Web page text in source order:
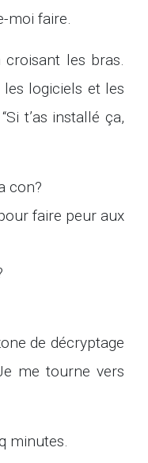
moi faire.
croisant les bras.
logiciels et les
t’as installé ça,
con?
faire peur aux
de décryptage
me tourne vers
minutes.